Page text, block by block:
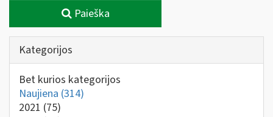
Paieška
Kategorijos
Bet kurios kategorijos
Naujiena (314)
2021 (75)